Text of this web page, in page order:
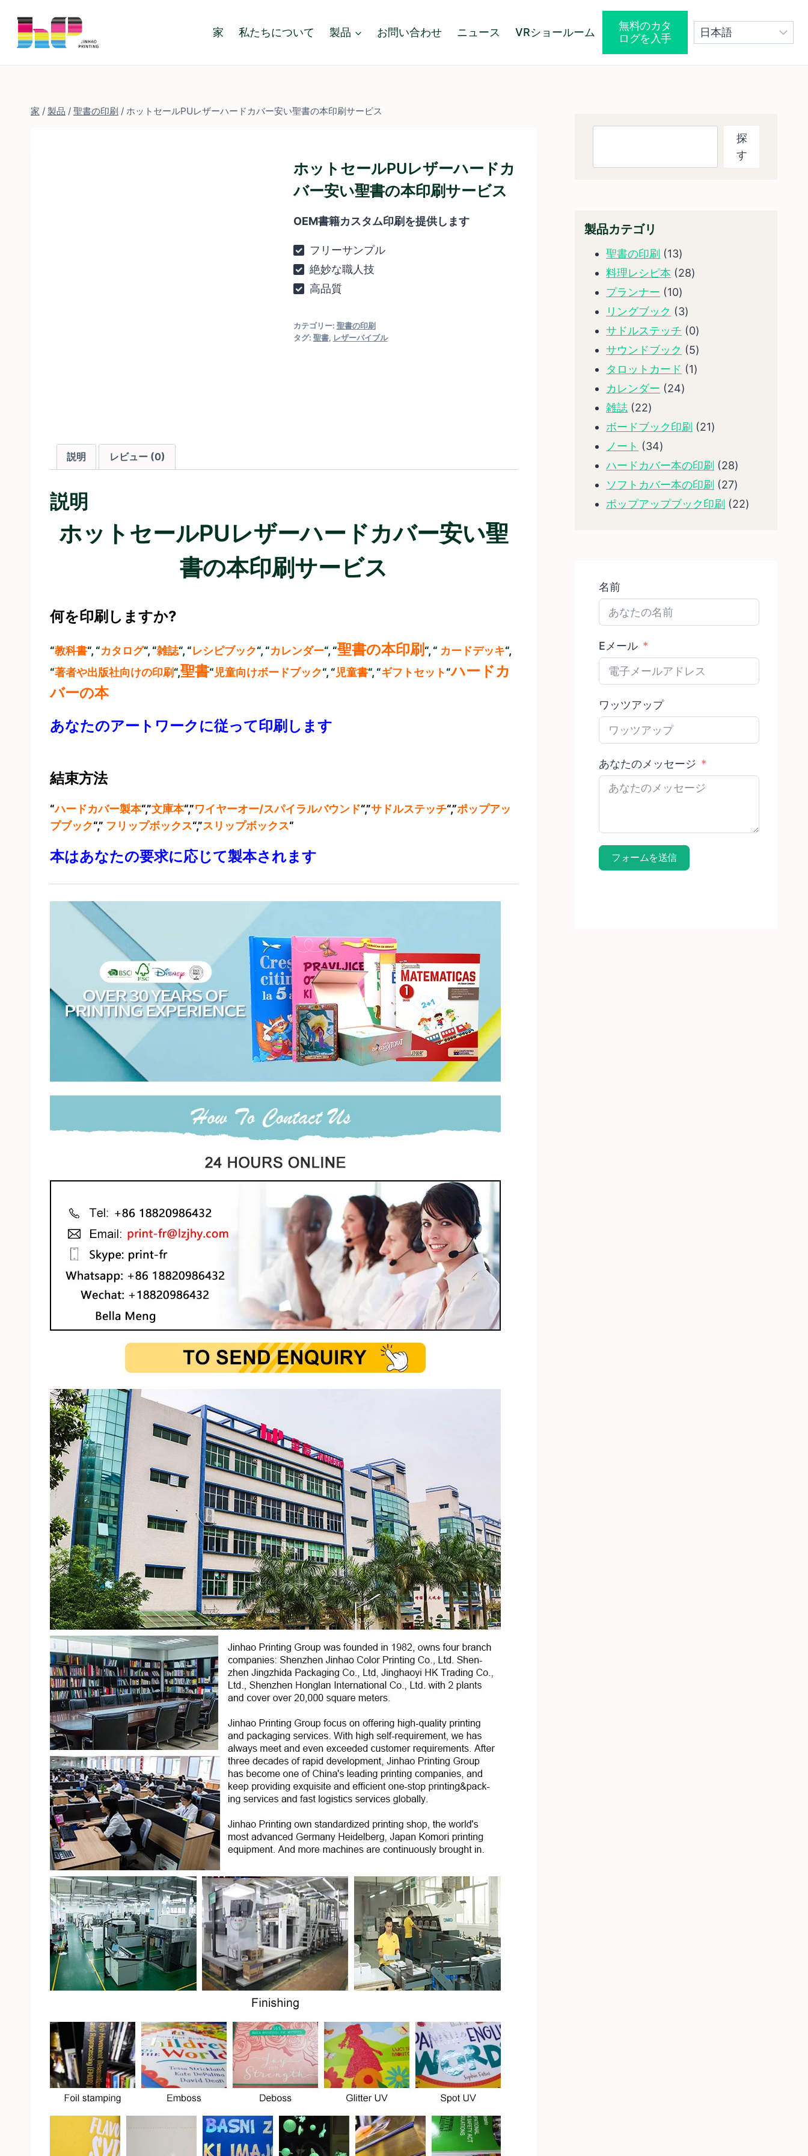
家 私たちについて 製品 お問い合わせ ニュース VRショールーム
無料のカタ
ログを入手
家 / 製品 / 聖書の印刷 / ホットセールPUレザーハードカバー安い聖書の本印刷サービス
ホットセールPUレザーハードカ
バー安い聖書の本印刷サービス
OEM書籍カスタム印刷を提供します
フリーサンプル
絶妙な職人技
高品質
カテゴリー: 聖書の印刷
タグ: 聖書, レザーバイブル
説明 レビュー (0)
説明
ホットセールPUレザーハードカバー安い聖
書の本印刷サービス
何を印刷しますか?
“教科書“, “カタログ“, “雑誌“, “レシピブック“, “カレンダー“, “聖書の本印刷 “, “ カードデッキ“,
“著者や出版社向けの印刷“,聖書“児童向けボードブック“, “児童書“, “ギフトセット“ハードカ
バーの本
あなたのアートワークに従って印刷します
結束方法
“ハードカバー製本“,”文庫本“,”ワイヤーオー/スパイラルバウンド“,”サドルステッチ“,”ポップアッ
プブック“,” フリップボックス“,”スリップボックス“
本はあなたの要求に応じて製本されます
探
す
製品カテゴリ
聖書の印刷 1313
製
品
料理レシピ本 2828
プランナー 1010
製
品
リングブック 33
製
品
サドルステッチ 00
製
品
サウンドブック 55
製
タロットカード 11
カレンダー 2424
品
雑誌 2222
製
品
ボードブック印刷 2121
品
ノート 3434
製
品
ハードカバー本の印刷 2828
製
品
ソフトカバー本の印刷 2727
製
ポップアップブック印刷 2222
名前
Eメール
ワッツアップ
あなたのメッセージ
フォームを送信